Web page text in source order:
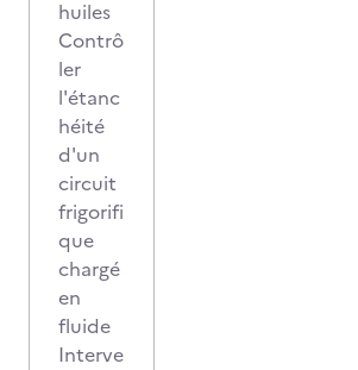
huiles
Contrô
ler
l'étanc
héité
d'un
circuit
frigorifi
que
chargé
en
fluide
Interve